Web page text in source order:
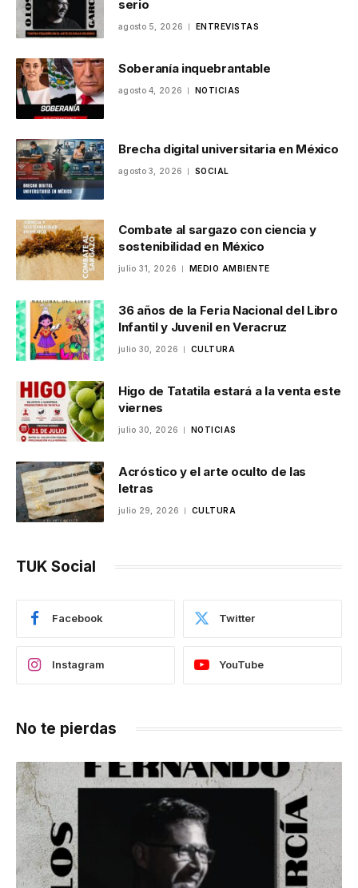
serio
agosto 5, 2026 ENTREVISTAS
Soberanía inquebrantable
agosto 4, 2026 NOTICIAS
Brecha digital universitaria en México
agosto 3, 2026 SOCIAL
Combate al sargazo con ciencia y
sostenibilidad en México
julio 31, 2026 MEDIO AMBIENTE
36 años de la Feria Nacional del Libro
Infantil y Juvenil en Veracruz
julio 30, 2026 CULTURA
Higo de Tatatila estará a la venta este
viernes
julio 30, 2026 NOTICIAS
Acróstico y el arte oculto de las
letras
julio 29, 2026 CULTURA
TUK Social
Facebook Twitter
Instagram YouTube
No te pierdas